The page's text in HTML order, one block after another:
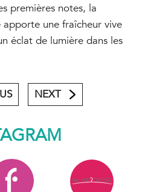
premières notes, la
une fraîcheur vive
éclat de lumière dans les
NEXT